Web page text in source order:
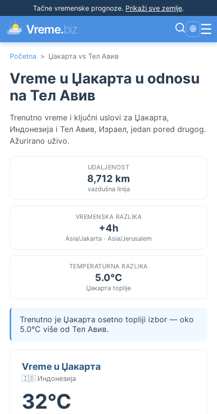
Tačne vremenske prognoze. Prikaži sve zemlje.
Vreme.biz 🌐 ☰
Početna > Џакарта vs Тел Авив
Vreme u Џакарта u odnosu
na Тел Авив
Trenutno vreme i ključni uslovi za Џакарта,
Индонезија i Тел Авив, Израел, jedan pored drugog.
Ažurirano uživo.
UDALJENOST
8,712 km
vazdušna linija
VREMENSKA RAZLIKA
+4h
Asia/Jakarta · Asia/Jerusalem
TEMPERATURNA RAZLIKA
5.0°C
Џакарта toplije
Trenutno je Џакарта osetno topliji izbor — oko
5.0°C više od Тел Авив.
Vreme u Џакарта
🇮🇩 Индонезија
32°C